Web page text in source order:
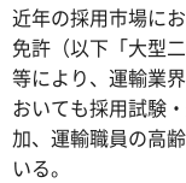
近年の採用市場に
免許（以下「大型
等により、運輸業
おいても採用試験
加、運輸職員の高
いる。